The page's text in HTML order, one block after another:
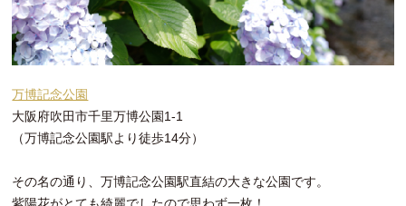
万博記念公園
大阪府吹田市千里万博公園1-1
（万博記念公園駅より徒歩14分）
その名の通り、万博記念公園駅直結の大きな公園です。